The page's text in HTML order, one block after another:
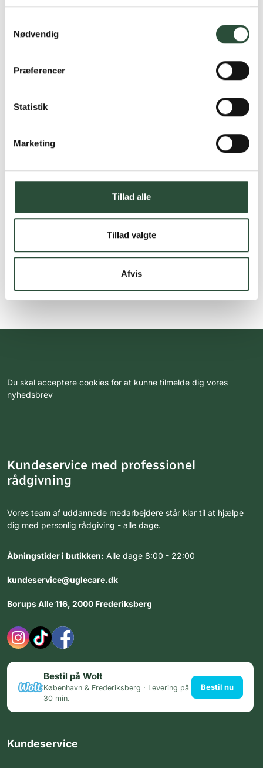
Nødvendig
Præferencer
Statistik
Marketing
Tillad alle
Tillad valgte
Afvis
Du skal acceptere cookies for at kunne tilmelde dig vores
nyhedsbrev
Kundeservice med professionel
rådgivning
Vores team af uddannede medarbejdere står klar til at hjælpe
dig med personlig rådgiving - alle dage.
Åbningstider i butikken: Alle dage 8:00 - 22:00
kundeservice@uglecare.dk
Borups Alle 116, 2000 Frederiksberg
Bestil på Wolt
København & Frederiksberg · Levering på
30 min.
Bestil nu
Kundeservice